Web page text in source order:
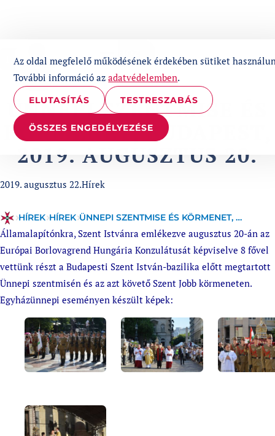
Az oldal megfelelő működésének érdekében sütiket
További információ azadatvédelemben.
ELUTASÍTÁS TESTRESZABÁS
ÖSSZES ENGEDÉLYEZÉSE
1%
ÜNNEPI SZENTMISE ÉS
KÖRMENET, BUDAPEST,
2019. AUGUSZTUS 20.
Published at
2019. augusztus 22.Categories:
Hírek
HÍREK HÍREK ÜNNEPI SZENTMISE ÉS KÖRMENET, BUDAPEST, 2019. AUGUSZTUS 20.
Államalapítónkra, Szent Istvánra emlékezve augusztus 20-án az
Európai Borlovagrend Hungária Konzulátusát képviselve 8 fővel
vettünk részt a Budapesti Szent István-bazilika előtt megtartott
Ünnepi szentmisén és az azt követő Szent Jobb körmeneten.
Egyházünnepi eseményen készült képek: